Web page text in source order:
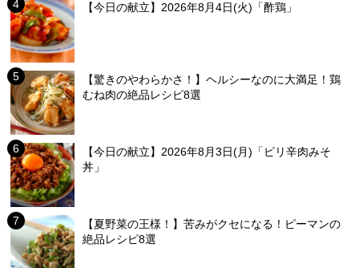
【今日の献立】2026年8月4日(火)「酢鶏」
【驚きのやわらかさ！】ヘルシーなのに大満足！鶏
むね肉の絶品レシピ8選
【今日の献立】2026年8月3日(月)「ピリ辛肉みそ
丼」
【夏野菜の王様！】苦みがクセになる！ピーマンの
絶品レシピ8選